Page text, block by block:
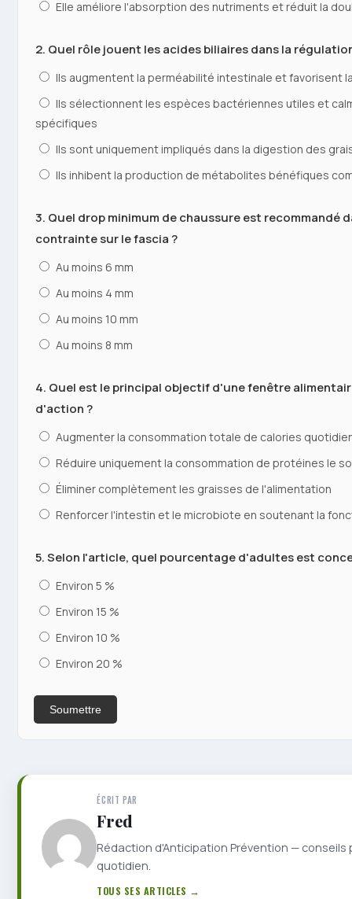
Elle améliore l'absorption des nutriments et réduit la
2. Quel rôle jouent les acides biliaires dans la
Ils augmentent la perméabilité intestinale et favorisent
Ils sélectionnent les espèces bactériennes utiles et
spécifiques
Ils sont uniquement impliqués dans la digestion des
Ils inhibent la production de métabolites bénéfiques
3. Quel drop minimum de chaussure est recommandé
contrainte sur le fascia ?
Au moins 6 mm
Au moins 4 mm
Au moins 10 mm
Au moins 8 mm
4. Quel est le principal objectif d'une fenêtre
d'action ?
Augmenter la consommation totale de calories
Réduire uniquement la consommation de protéines le
Éliminer complètement les graisses de l'alimentation
Renforcer l'intestin et le microbiote en soutenant la
5. Selon l'article, quel pourcentage d'adultes est
Environ 5 %
Environ 15 %
Environ 10 %
Environ 20 %
Soumettre
ÉCRIT PAR
Fred
Rédaction d'Anticipation Prévention —
quotidien.
TOUS SES ARTICLES →